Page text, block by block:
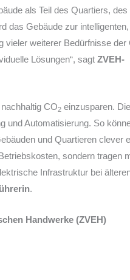
als Teil des Quartiers,
das Gebäude zur
vieler weiterer Bedürfnisse
Lösungen“, sagtZVEH-
CO2 einzusparen.
und Automatisierung. So
und Quartieren clever
sondern tragen
Infrastruktur bei
.
Handwerke (ZVEH)